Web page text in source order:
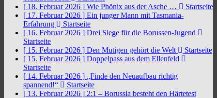
[ 18. Februar 2026 ] Wie Phönix aus der Asche …
Startseite
[ 17. Februar 2026 ] Ein junger Mann mit Tasmania-
Erfahrung
Startseite
[ 16. Februar 2026 ] Drei Siege für die Borussen-Jugend
Startseite
[ 15. Februar 2026 ] Den Mutigen gehört die Welt
Startseite
[ 15. Februar 2026 ] Doppelpass aus dem Ellenfeld
Startseite
[ 14. Februar 2026 ] „Finde den Neuaufbau richtig
spannend!“
Startseite
[ 13. Februar 2026 ] 2:1 – Borussia besteht den Härtetest